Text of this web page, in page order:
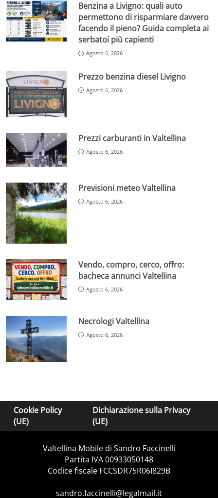
Benzina a Livigno: quali auto
permettono di risparmiare davvero
facendo il pieno? Guida completa ai
serbatoi più capienti
Agosto 6, 2026
Prezzo benzina diesel Livigno
Agosto 6, 2026
Prezzi carburanti in Valtellina
Agosto 6, 2026
Previsioni meteo Valtellina
Agosto 6, 2026
Vendo, compro, cerco, offro:
bacheca annunci Valtellina
Agosto 6, 2026
Necrologi Valtellina
Agosto 6, 2026
Cookie Policy
(UE)
Dichiarazione sulla Privacy
(UE)
Valtellina Mobile di Sandro Faccinelli
Partita IVA 00933050148
Codice fiscale FCCSDR75R06I829B
sandro.faccinelli@legalmail.it